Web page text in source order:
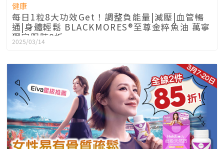
健康
每日1粒8大功效Get！調整負能量|減壓|血管暢
通|身體輕鬆 BLACKMORES®至尊金粹魚油 萬寧
獨家限時8折
2025/03/14